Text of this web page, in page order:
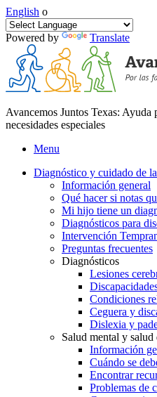
English o
Powered by Translate
Avancemos Juntos Texas: Ayuda
necesidades especiales
Menu
Diagnóstico y cuidado de
Información general
Qué hacer si notas
Mi hijo tiene un
Diagnósticos para
Intervención
Preguntas frecuentes
Diagnósticos
Lesiones
Condiciones
Ceguera y
Dislexia y
Salud mental y
Información
Cuándo se
Encontrar
Problemas de